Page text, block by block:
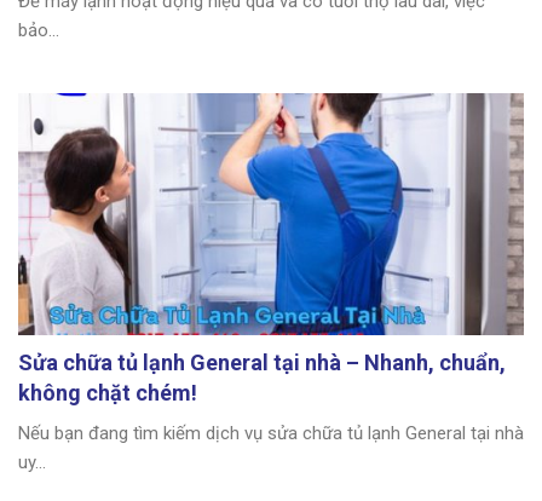
bảo...
Sửa chữa tủ lạnh General tại nhà – Nhanh, chuẩn,
không chặt chém!
Nếu bạn đang tìm kiếm dịch vụ sửa chữa tủ lạnh General tại nhà
uy...